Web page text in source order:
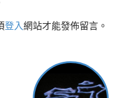
登入網站才能發佈留言。